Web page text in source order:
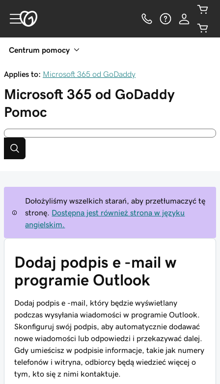
Centrum pomocy
Applies to: Microsoft 365 od GoDaddy
Microsoft 365 od GoDaddy
Pomoc
Dołożyliśmy wszelkich starań, aby przetłumaczyć tę
stronę.
Dostępna jest również strona w języku
angielskim.
Dodaj podpis e -mail w
programie Outlook
Dodaj podpis e -mail, który będzie wyświetlany
podczas wysyłania wiadomości w programie Outlook.
Skonfiguruj swój podpis, aby automatycznie dodawać
nowe wiadomości lub odpowiedzi i przekazywać dalej.
Gdy umieścisz w podpisie informacje, takie jak numery
telefonów i witryna, odbiorcy będą wiedzieć więcej o
tym, kto się z nimi kontaktuje.